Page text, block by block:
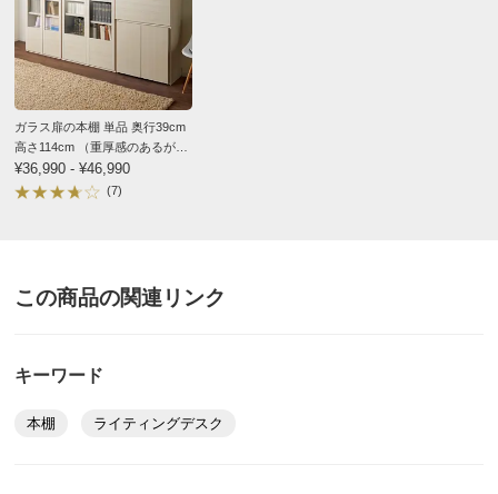
ガラス扉の本棚 単品 奥行39cm
高さ114cm （重厚感のあるがっ
ちり本棚シリーズ）
¥36,990 - ¥46,990
(7)
この商品の関連リンク
キーワード
本棚 ライティングデスク